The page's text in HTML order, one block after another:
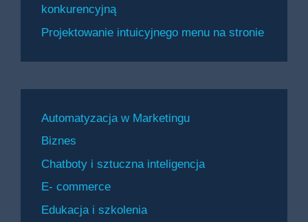
konkurencyjną
Projektowanie intuicyjnego menu na stronie
Automatyzacja w Marketingu
Biznes
Chatboty i sztuczna inteligencja
E- commerce
Edukacja i szkolenia